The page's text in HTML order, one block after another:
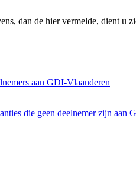
dan de hier vermelde, dient u
aan GDI-Vlaanderen
die geen deelnemer zijn aan